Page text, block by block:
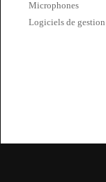
Microphones
Logiciels de gestion